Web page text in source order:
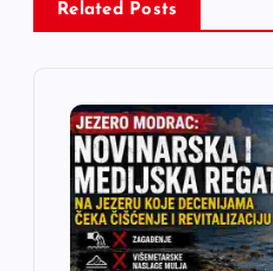
Related Posts